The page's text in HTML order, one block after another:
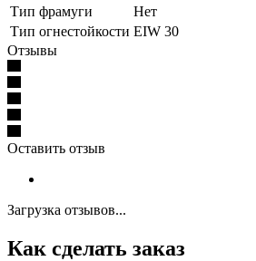
Тип фрамуги
Нет
Тип огнестойкости EIW 30
Отзывы
Оставить отзыв
Загрузка отзывов...
Как сделать заказ